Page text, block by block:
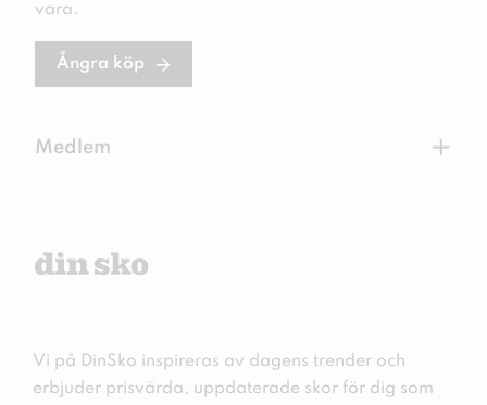
vara.
Ångra köp
Medlem +
Vi på DinSko inspireras av dagens trender och
erbjuder prisvärda, uppdaterade skor för dig som